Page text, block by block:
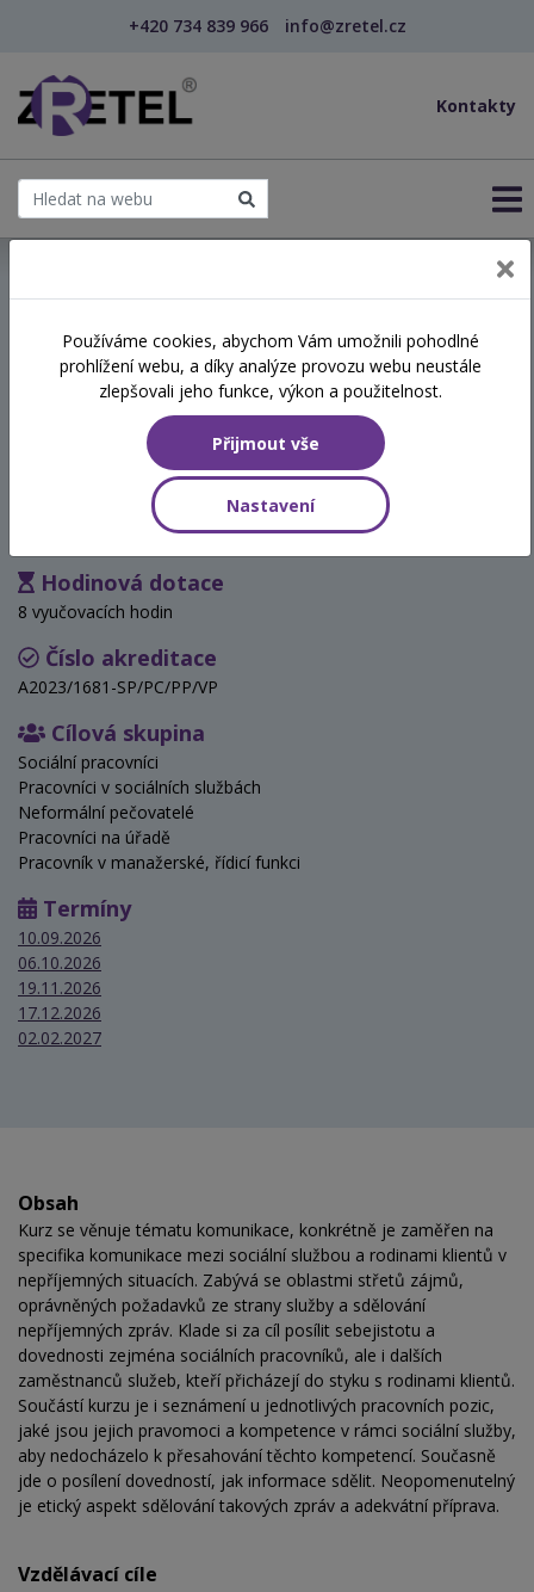
+420 734 839 966 info@zretel.cz
Kontakty
Komunikace s rodinou
klienta - Předávání
informací, vyjednávání a
sdělování špatných zpráv
Hodinová dotace
8 vyučovacích hodin
Číslo akreditace
A2023/1681-SP/PC/PP/VP
Cílová skupina
Sociální pracovníci
Pracovníci v sociálních službách
Neformální pečovatelé
Pracovníci na úřadě
Pracovník v manažerské, řídicí funkci
Termíny
10.09.2026
06.10.2026
19.11.2026
17.12.2026
02.02.2027
Obsah
Kurz se věnuje tématu komunikace, konkrétně je zaměřen na
specifika komunikace mezi sociální službou a rodinami klientů v
nepříjemných situacích. Zabývá se oblastmi střetů zájmů,
oprávněných požadavků ze strany služby a sdělování
nepříjemných zpráv. Klade si za cíl posílit sebejistotu a
dovednosti zejména sociálních pracovníků, ale i dalších
zaměstnanců služeb, kteří přicházejí do styku s rodinami klientů.
Součástí kurzu je i seznámení u jednotlivých pracovních pozic,
jaké jsou jejich pravomoci a kompetence v rámci sociální služby,
aby nedocházelo k přesahování těchto kompetencí. Současně
jde o posílení dovedností, jak informace sdělit. Neopomenutelný
je etický aspekt sdělování takových zpráv a adekvátní příprava.
Vzdělávací cíle
Používáme cookies, abychom Vám umožnili pohodlné
prohlížení webu, a díky analýze provozu webu neustále
zlepšovali jeho funkce, výkon a použitelnost.
Přijmout vše
Nastavení